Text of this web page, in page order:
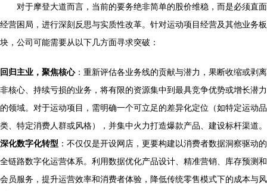
对于摩登大道而言，当前的要务绝非简单的股价维稳，而是必须直面
经营困局，进行深刻反思与实质性改革。针对运动项目经营及其他业务板
块，公司可能需要从以下几方面寻求突破：
回归主业，聚焦核心：重新评估各业务线的贡献与潜力，果断收缩或剥离
非核心、持续亏损的业务，将有限的资源集中到最具竞争优势或增长潜力
的领域。对于运动项目，需明确一个可立足的差异化定位（如特定运动品
类、特定消费人群或风格），并集中火力打造爆款产品、建设标杆渠道。
深化数字化转型 ：不仅仅是开设网店，更要构建以消费者数据洞察驱动的
全链路数字化运营体系。利用数据优化产品设计、精准营销、库存预测和
会员服务，提升运营效率和消费者体验，降低传统零售模式下的成本与风